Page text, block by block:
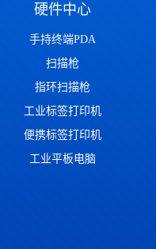
硬件中心
手持终端PDA
扫描枪
指环扫描枪
工业标签打印机
便携标签打印机
工业平板电脑